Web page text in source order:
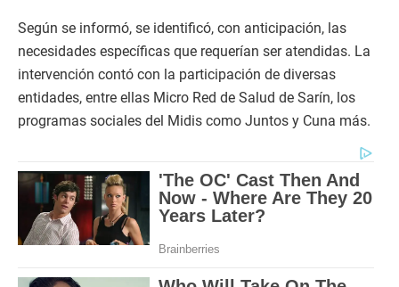
Según se informó, se identificó, con anticipación, las
necesidades específicas que requerían ser atendidas. La
intervención contó con la participación de diversas
entidades, entre ellas Micro Red de Salud de Sarín, los
programas sociales del Midis como Juntos y Cuna más.